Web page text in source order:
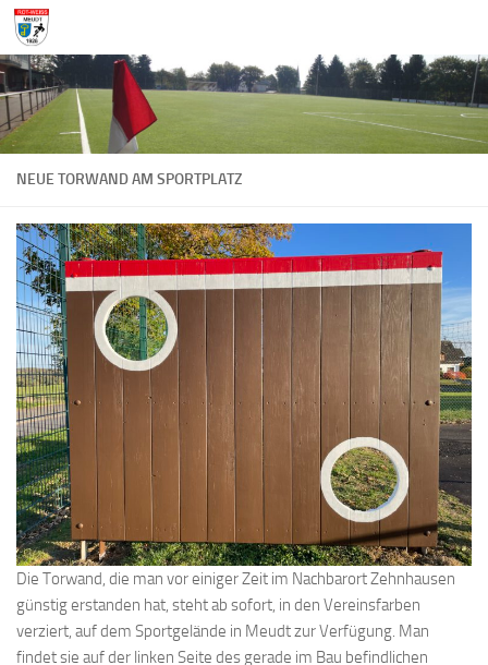
Zum Inhalt springen
NEUE TORWAND AM SPORTPLATZ
Die Torwand, die man vor einiger Zeit im Nachbarort Zehnhausen
günstig erstanden hat, steht ab sofort, in den Vereinsfarben
verziert, auf dem Sportgelände in Meudt zur Verfügung. Man
findet sie auf der linken Seite des gerade im Bau befindlichen